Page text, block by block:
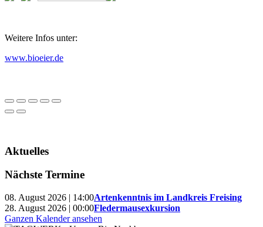
Weitere Infos unter:
www.bioeier.de
Aktuelles
Nächste Termine
08. August 2026 | 14:00Artenkenntnis im Landkreis Freising
28. August 2026 | 00:00Fledermausexkursion
Ganzen Kalender ansehen